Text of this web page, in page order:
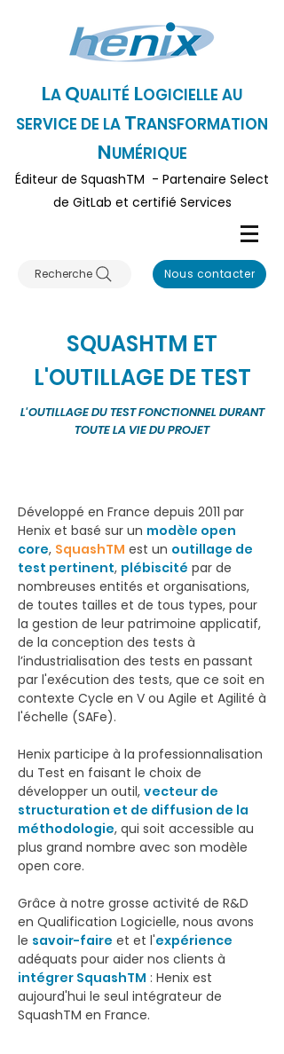
LA QUALITÉ LOGICIELLE AU
SERVICE DE LA TRANSFORMATION
NUMÉRIQUE
Éditeur de SquashTM - Partenaire Select
de GitLab et certifié Services
Recherche Nous contacter
SQUASHTM ET
L'OUTILLAGE DE TEST
L'OUTILLAGE DU TEST FONCTIONNEL DURANT
TOUTE LA VIE DU PROJET
​Développé en France depuis 2011 par
Henix et basé sur un modèle open
core, SquashTM est un outillage de
test pertinent, plébiscité par de
nombreuses entités et organisations,
de toutes tailles et de tous types, pour
la gestion de leur patrimoine applicatif,
de la conception des tests à
l’industrialisation des tests en passant
par l'exécution des tests, que ce soit en
contexte Cycle en V ou Agile et Agilité à
l'échelle (SAFe).
Henix participe à la professionnalisation
du Test en faisant le choix de
développer un outil, vecteur de
structuration et de diffusion de la
méthodologie, qui soit accessible au
plus grand nombre avec son modèle
open core.
Grâce à notre grosse activité de R&D
en Qualification Logicielle, nous avons
le savoir-faire et et l'expérience
adéquats pour aider nos clients à
intégrer SquashTM : Henix est
aujourd'hui le seul intégrateur de
SquashTM en France.